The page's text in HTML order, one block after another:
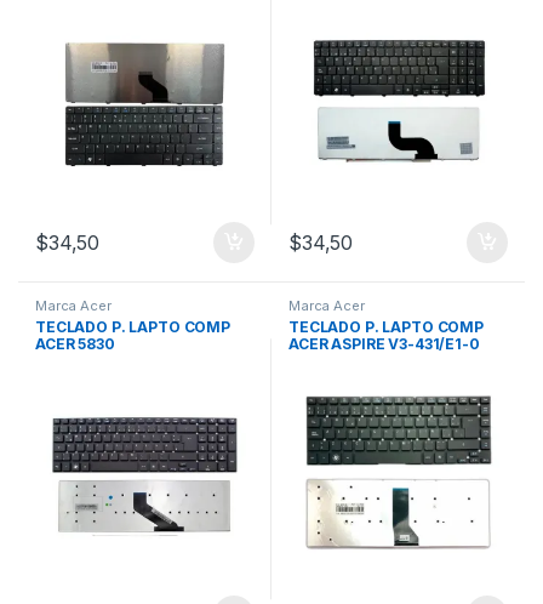
$34,50 $34,50
Marca Acer
TECLADO P. LAPTO COMP
ACER 5830
Marca Acer
TECLADO P. LAPTO COMP
ACER ASPIRE V3-431/E1-0